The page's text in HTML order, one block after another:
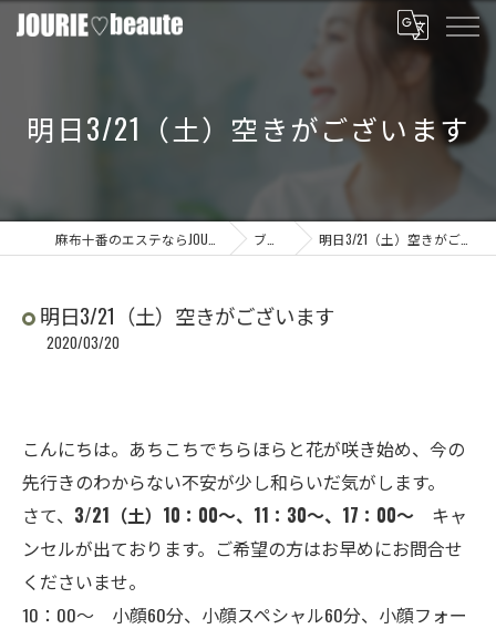
明日3/21（土）空きがございます
ブログ 明日3/21（土）空きがございます
明日3/21（土）空きがございます
2020/03/20
こんにちは。あちこちでちらほらと花が咲き始め、今の
先行きのわからない不安が少し和らいだ気がします。
さて、 3/21（土）10：00～、11：30～、17：00～ キャ
ンセルが出ております。ご希望の方はお早めにお問合せ
くださいませ。
10：00～ 小顔60分、小顔スペシャル60分、小顔フォー